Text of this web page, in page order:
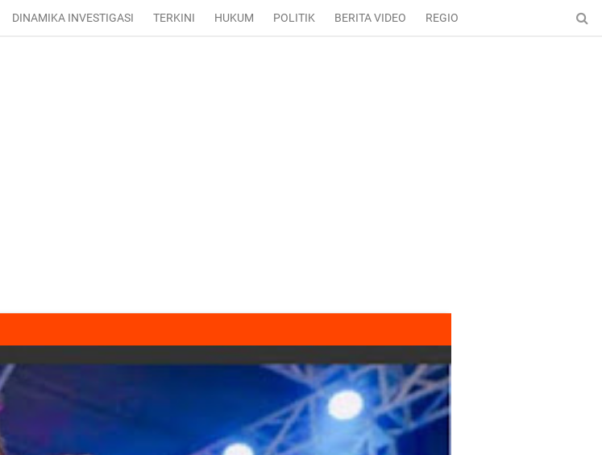
DINAMIKA INVESTIGASI TERKINI HUKUM POLITIK BERITA VIDEO REGIONAL ENTERTAINMENT